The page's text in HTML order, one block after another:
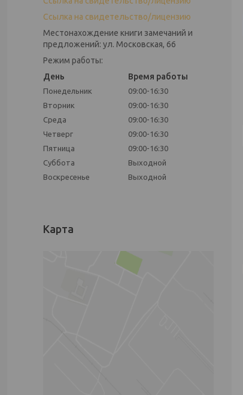
Ссылка на свидетельство/лицензию
Местонахождение книги замечаний и
предложений: ул. Московская, 66
Режим работы:
День
Время работы
Понедельник
09:00-16:30
Вторник
09:00-16:30
Среда
09:00-16:30
Четверг
09:00-16:30
Пятница
09:00-16:30
Суббота
Выходной
Воскресенье
Выходной
Карта